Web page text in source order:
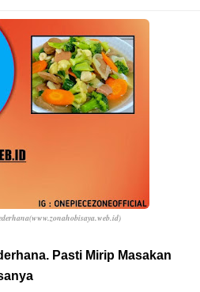
Mernjadi Gubernur Provinsi Sulawesi
Tengah
Khas Sunda Dengan Rasa Yang
Yang Terletak Di Kawasan
Karibia
Mudah Banget Dan Lengkap
Pasti Mirip Masakan